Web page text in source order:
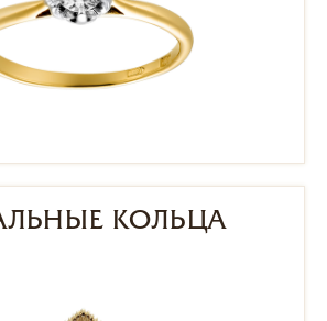
КОЛЬЦА